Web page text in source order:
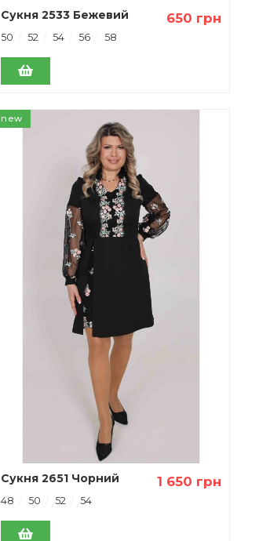
650 грн
Сукня 2533 Бежевий
50 52 54 56 58
new
1 650 грн
Сукня 2651 Чорний
48 50 52 54